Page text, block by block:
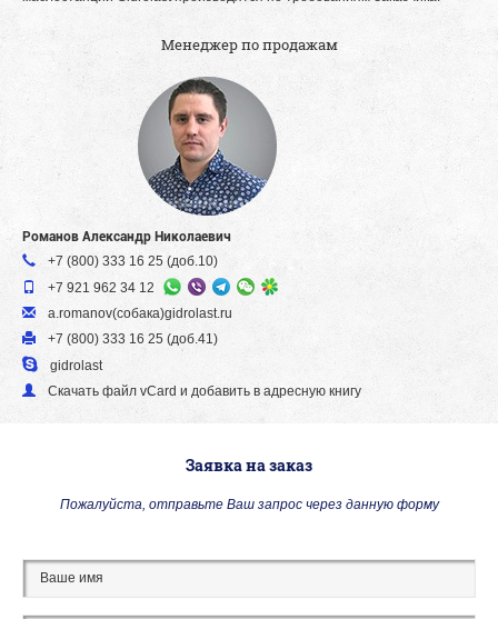
Менеджер по продажам
Романов Александр Николаевич
+7 (800) 333 16 25 (доб.10)
+7 921 962 34 12
a.romanov(собака)gidrolast.ru
+7 (800) 333 16 25 (доб.41)
gidrolast
Скачать файл vСard и добавить в адресную книгу
Заявка на заказ
Пожалуйста, отправьте Ваш запрос через данную форму